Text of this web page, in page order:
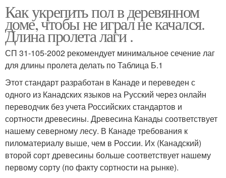
Как укрепить пол в деревянном
доме, чтобы не играл не качался.
Длина пролета лаги .
СП 31-105-2002 рекомендует минимальное сечение лаг
для длины пролета делать по Таблица Б.1
Этот стандарт разработан в Канаде и переведен с
одного из Канадских языков на Русский через онлайн
переводчик без учета Российских стандартов и
сортности древесины. Древесина Канады соответствует
нашему северному лесу. В Канаде требования к
пиломатериалу выше, чем в России. Их (Канадский)
второй сорт древесины больше соответствует нашему
первому сорту (по факту сортности на рынке).